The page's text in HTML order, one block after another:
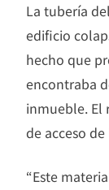
La tubería
edificio
hecho que
encontraba
inmueble. El
de acceso
“Este